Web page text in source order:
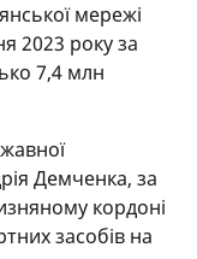
мережі
2023 року за
7,4 млн
Демченка, за
кордоні
засобів на